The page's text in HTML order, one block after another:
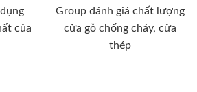
của
Group đánh giá chất lượng
cửa gỗ chống cháy, cửa
thép